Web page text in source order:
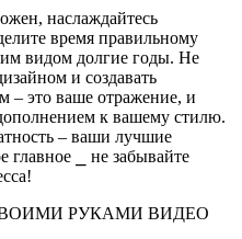
наслаждайтесь
время правильному
видом долгие годы. Не
и создавать
– это ваше отражение, и
к вашему стилю.
– ваши лучшие
⎯ не забывайте
РУКАМИ ВИДЕО